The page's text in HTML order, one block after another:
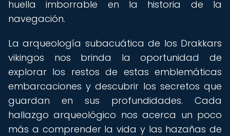
huella imborrable en la historia de la
navegación.
La arqueología subacuática de los Drakkars
vikingos nos brinda la oportunidad de
explorar los restos de estas emblemáticas
embarcaciones y descubrir los secretos que
guardan en sus profundidades. Cada
hallazgo arqueológico nos acerca un poco
más a comprender la vida y las hazañas de